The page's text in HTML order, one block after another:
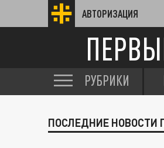
АВТОРИЗАЦИЯ
РУБРИКИ
ПОСЛЕДНИЕ НОВОСТИ